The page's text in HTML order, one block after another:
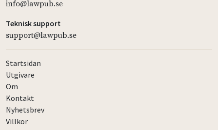
info@lawpub.se
Teknisk support
support@lawpub.se
Startsidan
Utgivare
Om
Kontakt
Nyhetsbrev
Villkor